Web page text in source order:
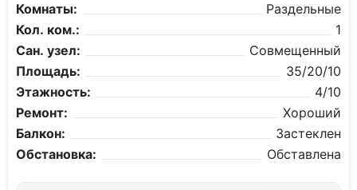
Комнаты:
Раздельные
Кол. ком.:
1
Сан. узел:
Совмещенный
Площадь:
35/20/10
Этажность:
4/10
Ремонт:
Хороший
Балкон:
Застеклен
Обстановка:
Обставлена